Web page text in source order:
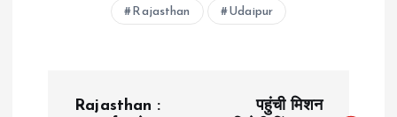
Rajasthan Udaipur
Rajasthan :
पहुंची मिशन